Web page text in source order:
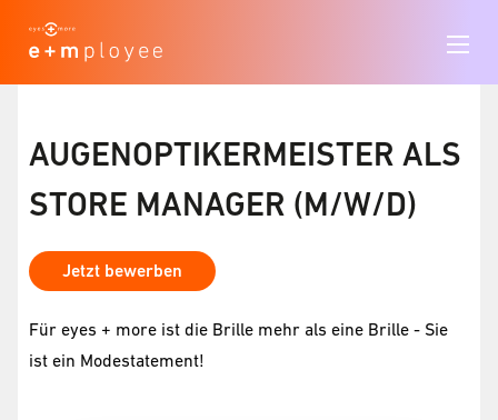
AUGENOPTIKERMEISTER ALS
STORE MANAGER (M/W/D)
Jetzt bewerben
Für eyes + more ist die Brille mehr als eine Brille - Sie
ist ein Modestatement!